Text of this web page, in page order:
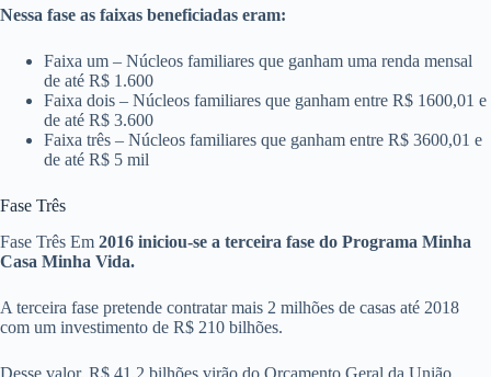
Nessa fase as faixas beneficiadas eram:
Faixa um – Núcleos familiares que ganham uma renda mensal
de até R$ 1.600
Faixa dois – Núcleos familiares que ganham entre R$ 1600,01 e
de até R$ 3.600
Faixa três – Núcleos familiares que ganham entre R$ 3600,01 e
de até R$ 5 mil
Fase Três
Fase Três Em 2016 iniciou-se a terceira fase do Programa Minha
Casa Minha Vida.
A terceira fase pretende contratar mais 2 milhões de casas até 2018
com um investimento de R$ 210 bilhões.
Desse valor, R$ 41,2 bilhões virão do Orçamento Geral da União.